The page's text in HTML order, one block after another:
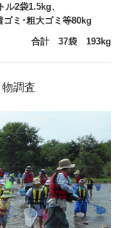
2袋1.5kg、
ミ･粗大ゴミ等80kg
合計 37袋 193kg
調査